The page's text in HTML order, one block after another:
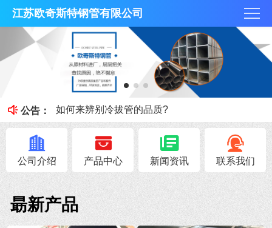
江苏欧奇斯特钢管有限公司
公告：
冷拔管的光亮度特征
冷拔管对比热轧管有什么区别
如何来辨别冷拔管的品质?
钢管知识----冷拔管和热轧管区别
无锡不锈钢焊管原料的加工性能
公司介绍 产品中心 新闻资讯 联系我们
朂新产品